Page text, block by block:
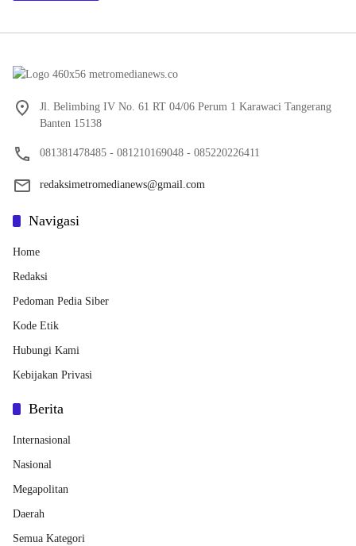
Jl. Belimbing IV No. 61 RT 04/06 Perum 1 Karawaci Tangerang
Banten 15138
081381478485 - 081210169048 - 085220226411
redaksimetromedianews@gmail.com
Navigasi
Home
Redaksi
Pedoman Pedia Siber
Kode Etik
Hubungi Kami
Kebijakan Privasi
Berita
Internasional
Nasional
Megapolitan
Daerah
Semua Kategori